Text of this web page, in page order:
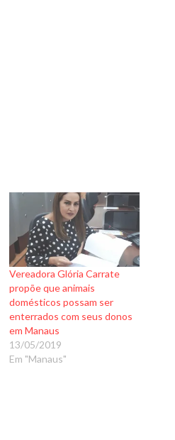
Vereadora Glória Carrate
propõe que animais
domésticos possam ser
enterrados com seus donos
em Manaus
13/05/2019
Em "Manaus"